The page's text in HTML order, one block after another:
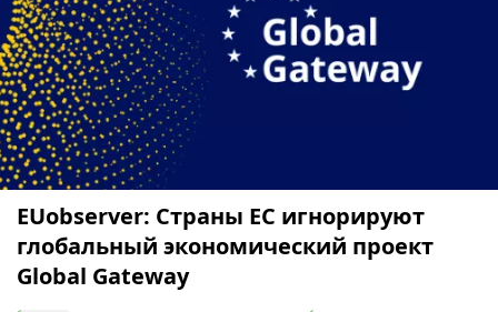
EUobserver: Страны ЕС игнорируют
глобальный экономический проект
Global Gateway